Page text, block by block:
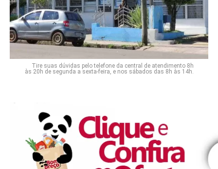
Tire suas dúvidas pelo telefone da central de atendimento 8h
às 20h de segunda a sexta-feira, e nos sábados das 8h às 14h.